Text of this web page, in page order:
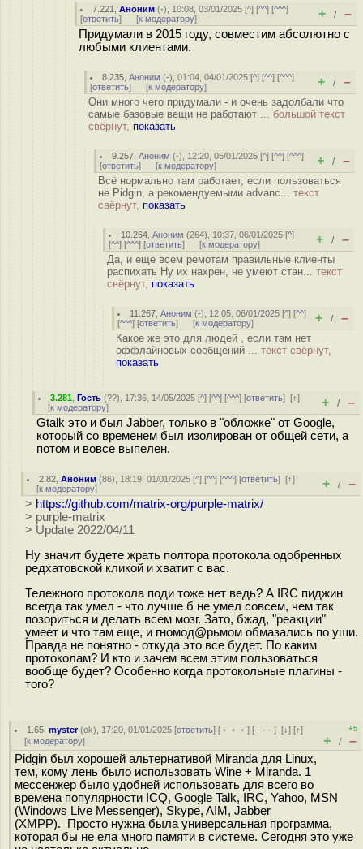
7.221 ,Аноним (-), 10:08, 03/01/2025 [^] [^^] [^^^]
[ответить] [к модератору] + / –
Придумали в 2015 году, совместим абсолютно с
любыми клиентами.
8.235 ,Аноним (-), 01:04, 04/01/2025 [^] [^^] [^^^]
[ответить] [к модератору] + / –
Они много чего придумали - и очень задолбали что
самые базовые вещи не работают ... большой текст
свёрнут, показать
9.257 ,Аноним (-), 12:20, 05/01/2025 [^] [^^] [^^^]
[ответить] [к модератору] + / –
Всё нормально там работает, если пользоваться
не Pidgin, а рекомендуемыми advanc... текст
свёрнут, показать
10.264 ,Аноним (264), 10:37, 06/01/2025 [^]
[^^] [^^^] [ответить] [к модератору] + / –
Да, и еще всем ремотам правильные клиенты
распихать Ну их нахрен, не умеют стан... текст
свёрнут, показать
11.267 ,Аноним (-), 12:05, 06/01/2025 [^] [^^]
[^^^] [ответить] [к модератору] + / –
Какое же это для людей , если там нет
оффлайновых сообщений ... текст свёрнут,
показать
3.281 ,Гость (??), 17:36, 14/05/2025 [^] [^^] [^^^] [ответить][↑]
[к модератору] + / –
Gtalk это и был Jabber, только в "обложке" от Google,
который со временем был изолирован от общей сети, а
потом и вовсе выпелен.
2.82 ,Аноним (86), 18:19, 01/01/2025 [^] [^^] [^^^] [ответить][↑]
[к модератору] + / –
> https://github.com/matrix-org/purple-matrix/
> purple-matrix
> Update 2022/04/11
Ну значит будете жрать полтора протокола одобренных
редхатовской кликой и хватит с вас.
Тележного протокола поди тоже нет ведь? А IRC пиджин
всегда так умел - что лучше б не умел совсем, чем так
позориться и делать всем мозг. Зато, бжад, "реакции"
умеет и что там еще, и гномод@рьмом обмазались по уши.
Правда не понятно - откуда это все будет. По каким
протоколам? И кто и зачем всем этим пользоваться
вообще будет? Особенно когда протокольные плагины -
того?
1.65 ,myster(ok), 17:20, 01/01/2025 [ответить] [ ﹢﹢﹢] [ · · ·][↓] [↑]
[к модератору]
+5
+ / –
Pidgin был хорошей альтернативой Miranda для Linux,
тем, кому лень было использовать Wine + Miranda. 1
мессенжер было удобней использовать для всего во
времена популярности ICQ, Google Talk, IRC, Yahoo, MSN
(Windows Live Messenger), Skype, AIM, Jabber
(XMPP). Просто нужна была универсальная программа,
которая бы не ела много памяти в системе. Сегодня это уже